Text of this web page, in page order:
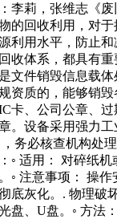
李莉，张维志《
的回收利用，对
利用水平，防止
收体系，都具有
文件销毁信息载
资质的，能够销
卡、公司公章、
。设备采用强力
务必核查机构处
◦ 适用： 对碎纸
◦ 注意事项： 操
底灰化。. 物理破
盘、U盘。◦ 方法